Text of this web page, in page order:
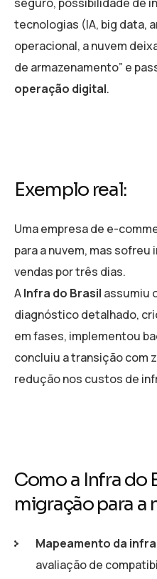
tecnologias (IA, big data,
operacional, a nuvem
de armazenamento” e
operação digital.
Exemplo real:
Uma empresa de e-
para a nuvem, mas
vendas por três dias.
AInfra do Brasil assumiu
diagnóstico detalhado,
em fases, implementou
concluiu a transição com
redução nos custos de
Como a Infra do
migração para a
Mapeamento da
avaliação de